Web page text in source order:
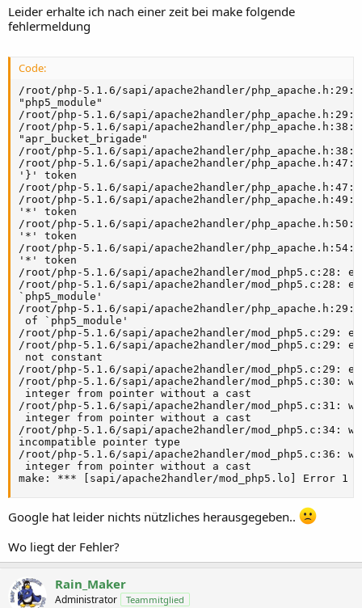
Leider erhalte ich nach einer zeit bei make folgende
fehlermeldung
Code:
/root/php-5.1.6/sapi/apache2handler/
"php5_module"
/root/php-5.1.6/sapi/apache2handler/
/root/php-5.1.6/sapi/apache2handler/
"apr_bucket_brigade"
/root/php-5.1.6/sapi/apache2handler/
/root/php-5.1.6/sapi/apache2handler/
'}' token
/root/php-5.1.6/sapi/apache2handler/
/root/php-5.1.6/sapi/apache2handler/
'*' token
/root/php-5.1.6/sapi/apache2handler/
'*' token
/root/php-5.1.6/sapi/apache2handler/
'*' token
/root/php-5.1.6/sapi/apache2handler/mod_php5.c:28:
/root/php-5.1.6/sapi/apache2handler/
`php5_module'
/root/php-5.1.6/sapi/apache2handler/
of `php5_module'
/root/php-5.1.6/sapi/apache2handler/mod_php5.c:29:
/root/php-5.1.6/sapi/apache2handler/
not constant
/root/php-5.1.6/sapi/apache2handler/
/root/php-5.1.6/sapi/apache2handler/mod_php5.c:30:
integer from pointer without a cast
/root/php-5.1.6/sapi/apache2handler/mod_php5.c:31:
integer from pointer without a cast
/root/php-5.1.6/sapi/apache2handler/
incompatible pointer type
/root/php-5.1.6/sapi/apache2handler/mod_php5.c:36:
integer from pointer without a cast
make: *** [sapi/apache2handler/mod_php5.lo] Error 1
Google hat leider nichts nützliches herausgegeben..
Wo liegt der Fehler?
Rain_Maker
Administrator Teammitglied